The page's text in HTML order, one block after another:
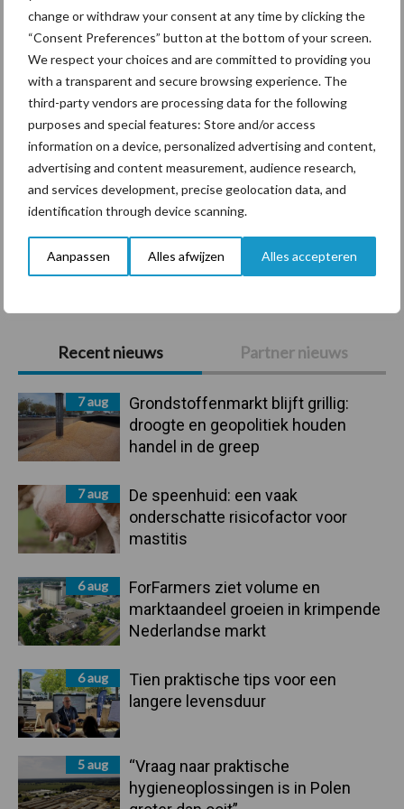
change or withdraw your consent at any time by clicking the
“Consent Preferences” button at the bottom of your screen.
We respect your choices and are committed to providing you
with a transparent and secure browsing experience. The
third-party vendors are processing data for the following
purposes and special features: Store and/or access
information on a device, personalized advertising and content,
advertising and content measurement, audience research,
and services development, precise geolocation data, and
identification through device scanning.
Aanpassen Alles afwijzen Alles accepteren
Primaire
Sidebar
Recent nieuws Partner nieuws
7 aug
Grondstoffenmarkt blijft grillig:
droogte en geopolitiek houden
handel in de greep
7 aug
De speenhuid: een vaak
onderschatte risicofactor voor
mastitis
6 aug
ForFarmers ziet volume en
marktaandeel groeien in krimpende
Nederlandse markt
6 aug
Tien praktische tips voor een
langere levensduur
5 aug
“Vraag naar praktische
hygieneoplossingen is in Polen
Diergezondheid Bemesting Fokkerij
Bedrijfsnieuws
Ligbox &
Voerhekken
Toon meer